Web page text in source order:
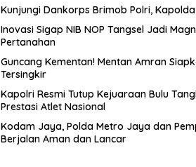
Kunjungi Dankorps Brimob Polri,
Inovasi Sigap NIB NOP Tangsel Jadi
Pertanahan
Guncang Kementan! Mentan Amran
Tersingkir
Kapolri Resmi Tutup Kejuaraan Bulu
Prestasi Atlet Nasional
Kodam Jaya, Polda Metro Jaya dan
Berjalan Aman dan Lancar